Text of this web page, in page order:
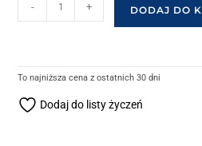
- + DODAJ DO
To najniższa cena z ostatnich 30 dni
Dodaj do listy życzeń